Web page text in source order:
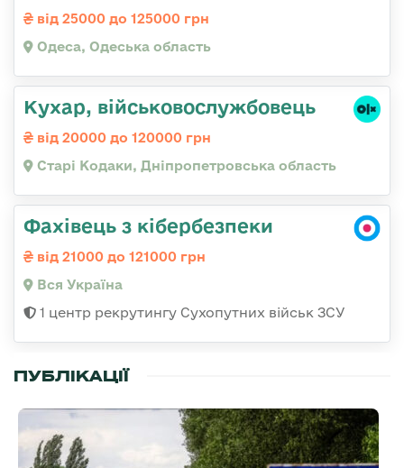
від 25000 до 125000 грн
Одеса, Одеська область
Кухар, військовослужбовець
від 20000 до 120000 грн
Старі Кодаки, Дніпропетровська область
Фахівець з кібербезпеки
від 21000 до 121000 грн
Вся Україна
1 центр рекрутингу Сухопутних військ ЗСУ
ПУБЛІКАЦІЇ